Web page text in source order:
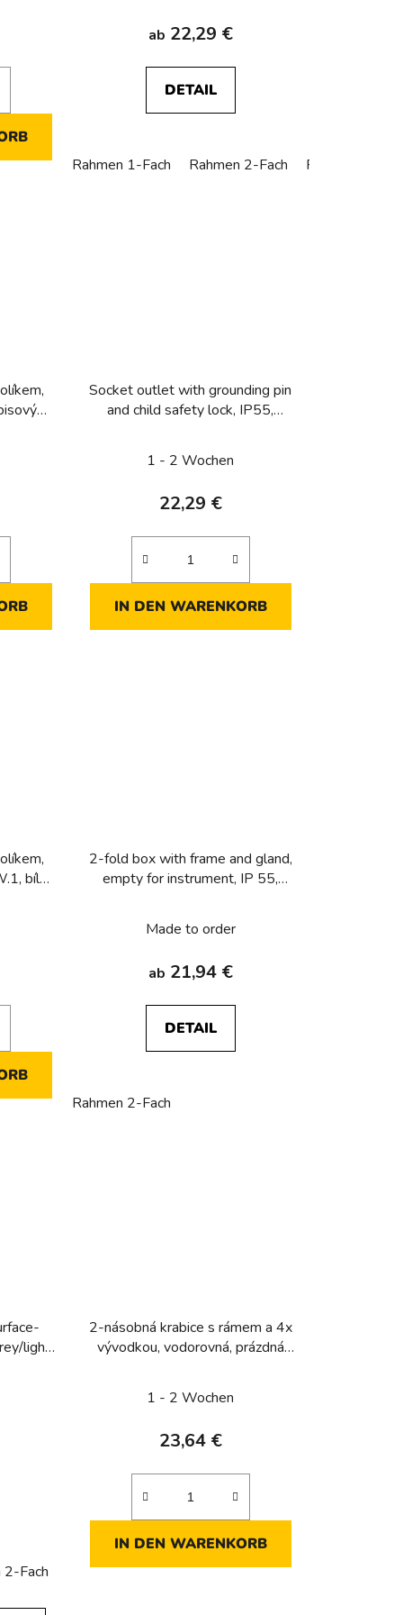
ab 22,29 €
DETAIL
Rahmen 1-Fach Rahmen 2-Fach Rahmen 3-
Socket outlet with grounding pin
and child safety lock, IP55,
1 - 2 Wochen
22,29 €
IN DEN WARENKORB
bílá,
2-fold box with frame and gland,
empty for instrument, IP 55,
Made to order
ab 21,94 €
DETAIL
Rahmen 2-Fach
light
2-Fach
2-násobná krabice s rámem a 4x
vývodkou, vodorovná, prázdná
bílá, mat
1 - 2 Wochen
23,64 €
IN DEN WARENKORB